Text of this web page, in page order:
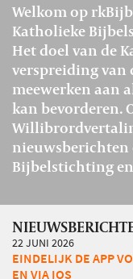
Welkom op
Katholieke
Het doel van de
verspreiding van
meewerken aan
kan bevorderen.
nieuwsberichten
Bijbelstichting
22 JUNI 2026
EINDELIJK DE APP
EN VIA IOS